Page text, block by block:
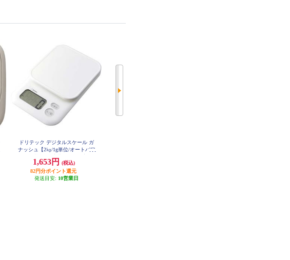
ドリテック デジタルスケール ガ
ナッシュ【2㎏/1g単位/オートパワ
ホワイト】 KS-733WT
1,653円
(税込)
82円分ポイント還元
発送目安: 10営業日